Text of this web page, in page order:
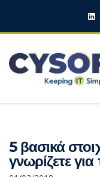
5 βασικά
γνωρίζετε